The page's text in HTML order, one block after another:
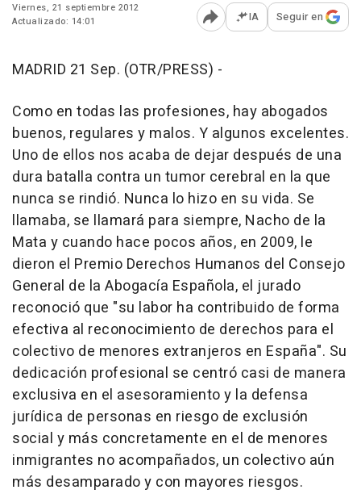
Viernes, 21 septiembre 2012
Actualizado: 14:01
Abrir opciones para
IA Seguir en
MADRID 21 Sep. (OTR/PRESS) -
Como en todas las profesiones, hay abogados
buenos, regulares y malos. Y algunos excelentes.
Uno de ellos nos acaba de dejar después de una
dura batalla contra un tumor cerebral en la que
nunca se rindió. Nunca lo hizo en su vida. Se
llamaba, se llamará para siempre, Nacho de la
Mata y cuando hace pocos años, en 2009, le
dieron el Premio Derechos Humanos del Consejo
General de la Abogacía Española, el jurado
reconoció que "su labor ha contribuido de forma
efectiva al reconocimiento de derechos para el
colectivo de menores extranjeros en España". Su
dedicación profesional se centró casi de manera
exclusiva en el asesoramiento y la defensa
jurídica de personas en riesgo de exclusión
social y más concretamente en el de menores
inmigrantes no acompañados, un colectivo aún
más desamparado y con mayores riesgos.